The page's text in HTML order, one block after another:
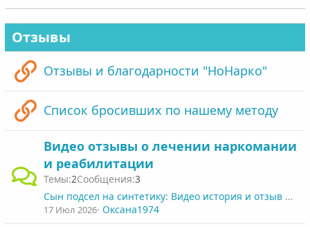
Отзывы
Отзывы и благодарности "НоНарко"
Список бросивших по нашему методу
Видео отзывы о лечении наркомании
и реабилитации
2
3
Сын подсел на синтетику: Видео история и отзыв мамы
17 Июл 2026 Оксана1974